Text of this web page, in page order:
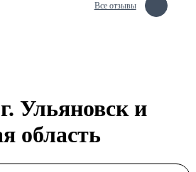
Все отзывы
Ульяновск и
область